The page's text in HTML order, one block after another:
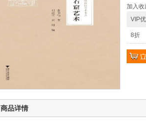
加入收
VIP
8折
商品详情